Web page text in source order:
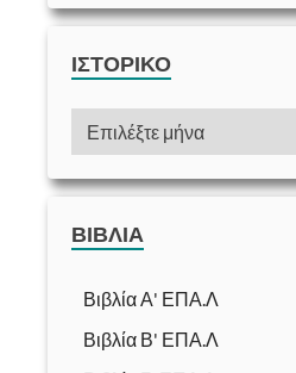
ΙΣΤΟΡΙΚΌ
ΒΙΒΛΊΑ
Βιβλία Α' ΕΠΑ.Λ
Βιβλία Β' ΕΠΑ.Λ